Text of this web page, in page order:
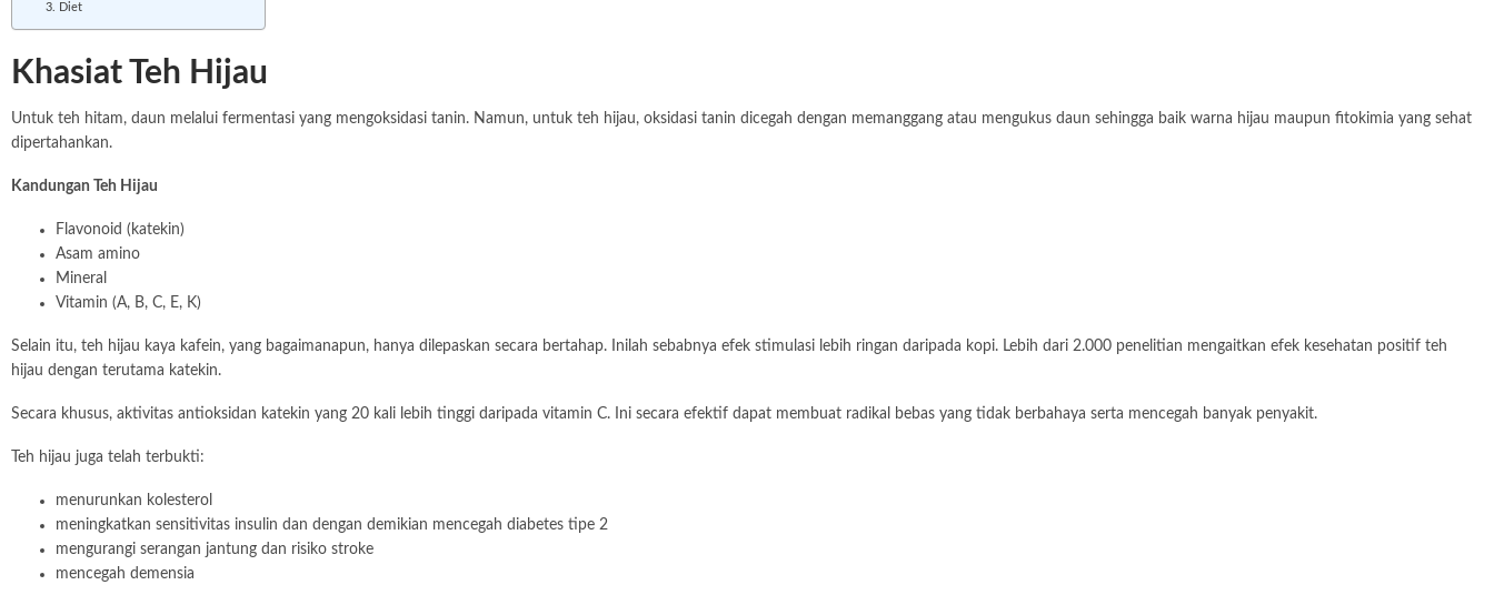
3. Diet
Khasiat Teh Hijau
Untuk teh hitam, daun melalui fermentasi yang mengoksidasi tanin. Namun, untuk teh hijau, oksidasi tanin dicegah dengan memanggang atau mengukus daun sehingga baik warna hijau maupun fitokimia yang sehat
dipertahankan.
Kandungan Teh Hijau
Flavonoid (katekin)
Asam amino
Mineral
Vitamin (A, B, C, E, K)
Selain itu, teh hijau kaya kafein, yang bagaimanapun, hanya dilepaskan secara bertahap. Inilah sebabnya efek stimulasi lebih ringan daripada kopi. Lebih dari 2.000 penelitian mengaitkan efek kesehatan positif teh
hijau dengan terutama katekin.
Secara khusus, aktivitas antioksidan katekin yang 20 kali lebih tinggi daripada vitamin C. Ini secara efektif dapat membuat radikal bebas yang tidak berbahaya serta mencegah banyak penyakit.
Teh hijau juga telah terbukti:
menurunkan kolesterol
meningkatkan sensitivitas insulin dan dengan demikian mencegah diabetes tipe 2
mengurangi serangan jantung dan risiko stroke
mencegah demensia